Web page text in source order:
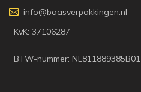
info@baasverpakkingen.nl
KvK: 37106287
BTW-nummer: NL811889385B01